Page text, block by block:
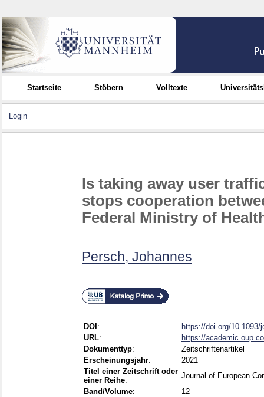
Startseite Stöbern Volltexte
Login
Is taking away user
stops cooperation
Federal Ministry of
Persch, Johannes
DOI :
https://doi.org/10.1093/
URL:
https://
Dokumenttyp:
Zeitschriftenartikel
Erscheinungsjahr:
2021
Titel einer Zeitschrift oder
einer Reihe:
Journal of European
Band/Volume:
12